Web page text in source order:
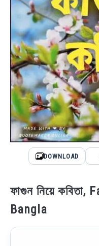
DOWNLOAD
ফাগুন নিয়ে
Bangla